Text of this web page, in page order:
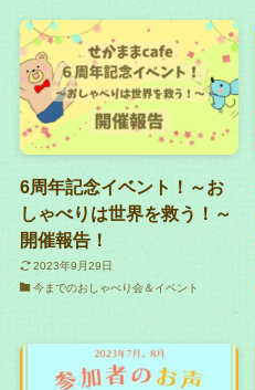
6周年記念イベント！～お
しゃべりは世界を救う！～
開催報告！
2023年9月29日
今までのおしゃべり会＆イベント